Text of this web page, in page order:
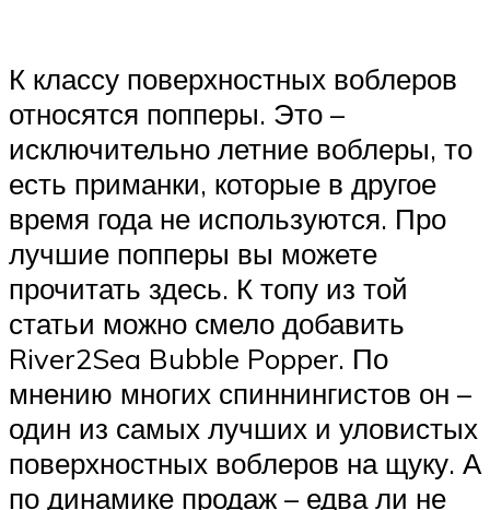
К классу поверхностных воблеров
относятся попперы. Это –
исключительно летние воблеры, то
есть приманки, которые в другое
время года не используются. Про
лучшие попперы вы можете
прочитать здесь. К топу из той
статьи можно смело добавить
River2Sea Bubble Popper. По
мнению многих спиннингистов он –
один из самых лучших и уловистых
поверхностных воблеров на щуку. А
по динамике продаж – едва ли не